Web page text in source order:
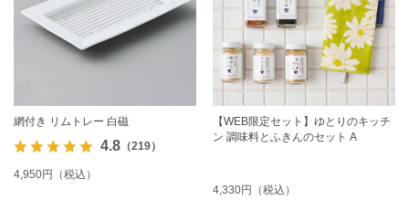
網付き リムトレー 白磁
4.8（219）
4,950円（税込）
【WEB限定セット】ゆとりのキッチ
ン 調味料とふきんのセット A
4,330円（税込）